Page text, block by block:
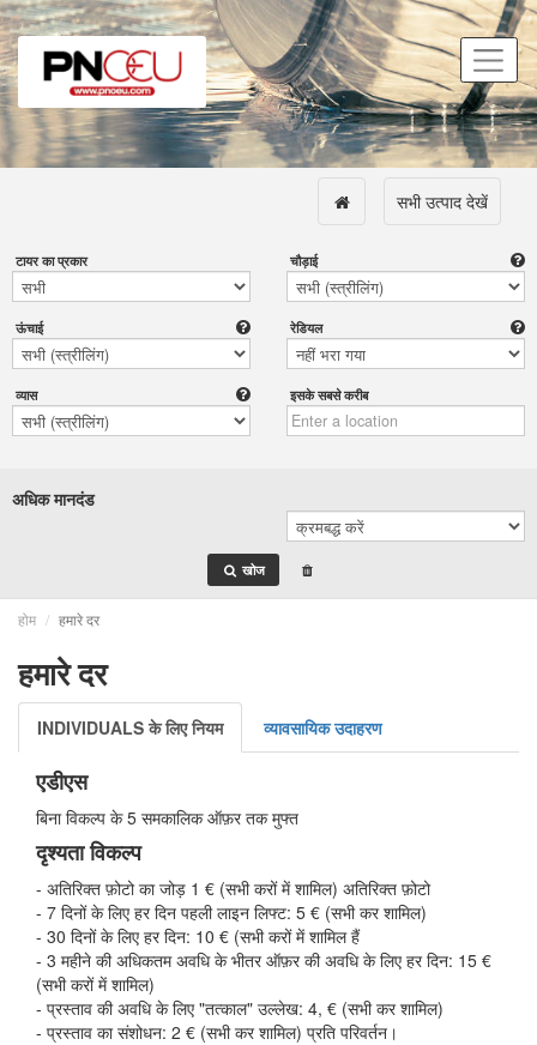
सभी उत्पाद देखें
टायर का प्रकार चौड़ाई
ऊंचाई रेडियल
व्यास इसके सबसे करीब
अधिक मानदंड
खोज
होम हमारे दर
हमारे दर
INDIVIDUALS के लिए नियम व्यावसायिक उदाहरण
एडीएस
बिना विकल्प के 5 समकालिक ऑफ़र तक मुफ्त
दृश्यता विकल्प
- अतिरिक्त फ़ोटो का जोड़ 1 € (सभी करों में शामिल) अतिरिक्त फ़ोटो
- 7 दिनों के लिए हर दिन पहली लाइन लिफ्ट: 5 € (सभी कर शामिल)
- 30 दिनों के लिए हर दिन: 10 € (सभी करों में शामिल हैं
- 3 महीने की अधिकतम अवधि के भीतर ऑफ़र की अवधि के लिए हर दिन: 15 €
(सभी करों में शामिल)
- प्रस्ताव की अवधि के लिए "तत्काल" उल्लेख: 4, € (सभी कर शामिल)
- प्रस्ताव का संशोधन: 2 € (सभी कर शामिल) प्रति परिवर्तन।